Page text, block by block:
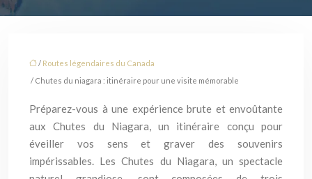
/ Routes légendaires du Canada
/ Chutes du niagara : itinéraire pour une visite mémorable
Préparez-vous à une expérience brute et envoûtante
aux Chutes du Niagara, un itinéraire conçu pour
éveiller vos sens et graver des souvenirs
impérissables. Les Chutes du Niagara, un spectacle